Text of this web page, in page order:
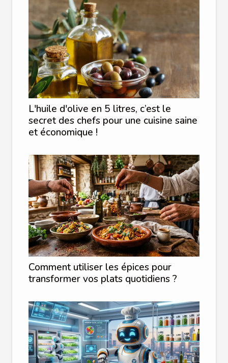
L'huile d'olive en 5 litres, c’est le
secret des chefs pour une cuisine saine
et économique !
Comment utiliser les épices pour
transformer vos plats quotidiens ?